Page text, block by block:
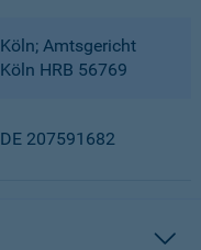
Köln; Amtsgericht
Köln HRB 56769
DE 207591682